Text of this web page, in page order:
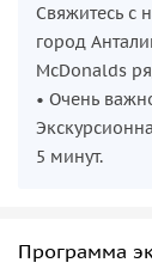
Свяжитесь с
город
McDonalds
• Очень
5 минут.
Программа